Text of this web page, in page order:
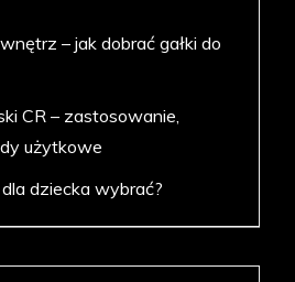
– jak dobrać gałki do
CR – zastosowanie,
użytkowe
dla dziecka wybrać?